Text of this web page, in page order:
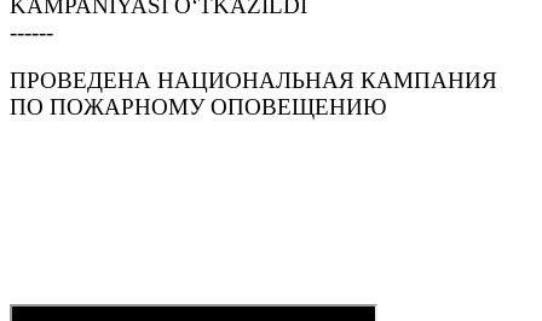
KAMPANIYASI O‘TKAZILDI
------
ПРОВЕДЕНА НАЦИОНАЛЬНАЯ КАМПАНИЯ
ПО ПОЖАРНОМУ ОПОВЕЩЕНИЮ